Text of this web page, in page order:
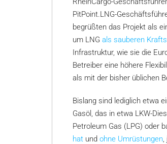
PitPoint.LNG-
begrüßten das Projekt als
um LNG als sauberen
Infrastruktur, wie sie die
Betreiber eine höhere
als mit der bisher üblichen
Bislang sind lediglich etwa
Gasöl, das in etwa LKW-
Petroleum Gas (LPG) oder
hat und ohne Umrüstungen,